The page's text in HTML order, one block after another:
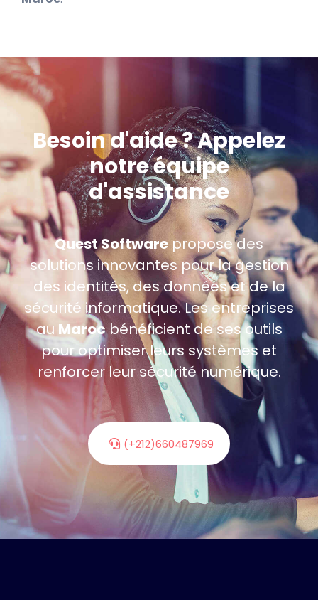
Besoin d'aide ? Appelez
notre équipe
d'assistance
Quest Software propose des
solutions innovantes pour la gestion
des identités, des données et de la
sécurité informatique. Les entreprises
au Marocbénéficient de ses outils
pour optimiser leurs systèmes et
renforcer leur sécurité numérique.
(+212)660487969